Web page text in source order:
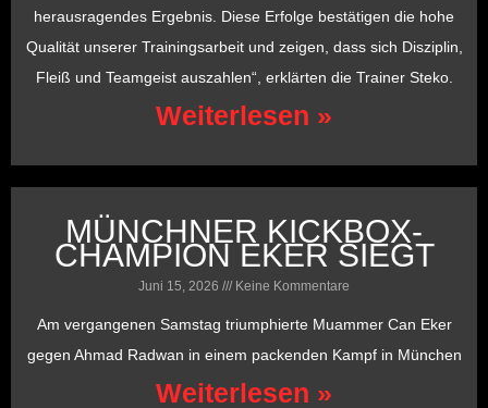
herausragendes Ergebnis. Diese Erfolge bestätigen die hohe
Qualität unserer Trainingsarbeit und zeigen, dass sich Disziplin,
Fleiß und Teamgeist auszahlen“, erklärten die Trainer Steko.
Weiterlesen »
MÜNCHNER KICKBOX-
CHAMPION EKER SIEGT
Juni 15, 2026 Keine Kommentare
Am vergangenen Samstag triumphierte Muammer Can Eker
gegen Ahmad Radwan in einem packenden Kampf in München
Weiterlesen »